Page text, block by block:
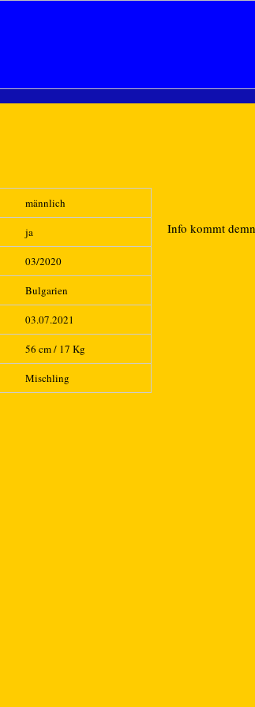
männlich
ja
03/2020
Bulgarien
03.07.2021
56 cm / 17 Kg
Mischling
Info kommt